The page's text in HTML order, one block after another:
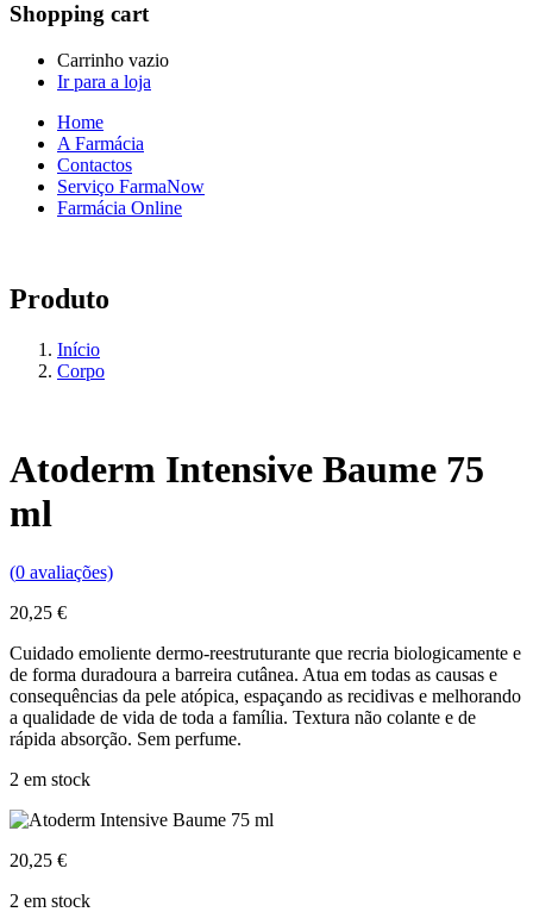
Shopping cart
Carrinho vazio
Ir para a loja
Home
A Farmácia
Contactos
Serviço FarmaNow
Farmácia Online
Produto
Início
Corpo
Atoderm Intensive Baume 75
ml
(0 avaliações)
20,25 €
Cuidado emoliente dermo-reestruturante que recria biologicamente e
de forma duradoura a barreira cutânea. Atua em todas as causas e
consequências da pele atópica, espaçando as recidivas e melhorando
a qualidade de vida de toda a família. Textura não colante e de
rápida absorção. Sem perfume.
2 em stock
20,25 €
2 em stock